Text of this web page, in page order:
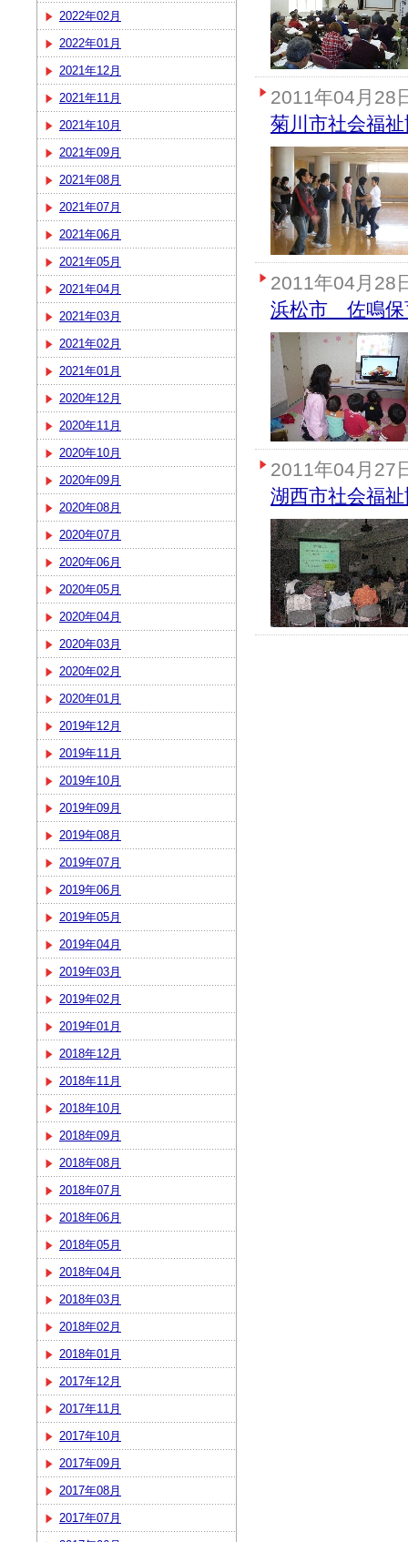
2022年02月
2022年01月
2021年12月
2021年11月
2021年10月
2021年09月
2021年08月
2021年07月
2021年06月
2021年05月
2021年04月
2021年03月
2021年02月
2021年01月
2020年12月
2020年11月
2020年10月
2020年09月
2020年08月
2020年07月
2020年06月
2020年05月
2020年04月
2020年03月
2020年02月
2020年01月
2019年12月
2019年11月
2019年10月
2019年09月
2019年08月
2019年07月
2019年06月
2019年05月
2019年04月
2019年03月
2019年02月
2019年01月
2018年12月
2018年11月
2018年10月
2018年09月
2018年08月
2018年07月
2018年06月
2018年05月
2018年04月
2018年03月
2018年02月
2018年01月
2017年12月
2017年11月
2017年10月
2017年09月
2017年08月
2017年07月
2011年04月28
菊川市社会福
2011年04月28
浜松市 佐鳴保
2011年04月27
湖西市社会福